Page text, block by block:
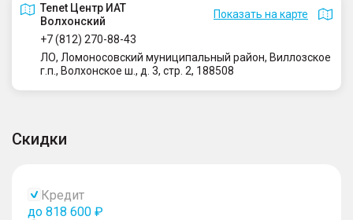
Tenet Центр ИАТ
Волхонский
Показать на карте
+7 (812) 270-88-43
ЛО, Ломоносовский муниципальный район, Виллозское
г.п., Волхонское ш., д. 3, стр. 2, 188508
Скидки
Кредит
до 818 600 ₽